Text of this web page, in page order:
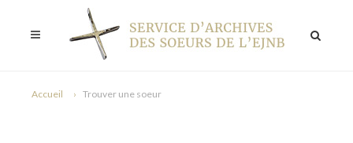
Accueil Trouver une soeur